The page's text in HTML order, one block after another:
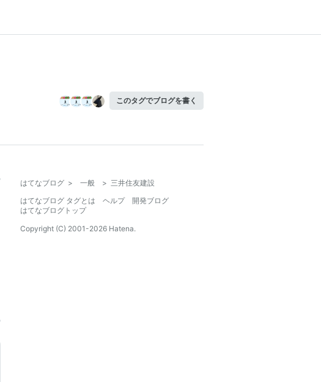
このタグでブログを書く
はてなブログ > 一般 > 三井住友建設
はてなブログ タグとは
ヘルプ
開発ブログ
はてなブログトップ
Copyright (C) 2001-2026 Hatena.